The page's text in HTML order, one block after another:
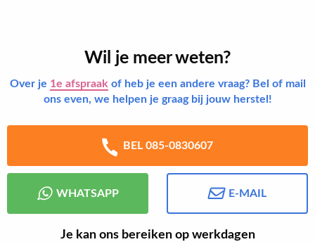
Wil je meer weten?
Over je 1e afspraak of heb je een andere vraag? Bel of mail
ons even, we helpen je graag bij jouw herstel!
BEL 085-0830607
WHATSAPP E-MAIL
Je kan ons bereiken op werkdagen